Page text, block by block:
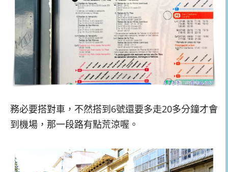
務必要搭對車，不然搭到6號還要多走20多分鐘才會
到機場，那一段路有點荒涼喔。